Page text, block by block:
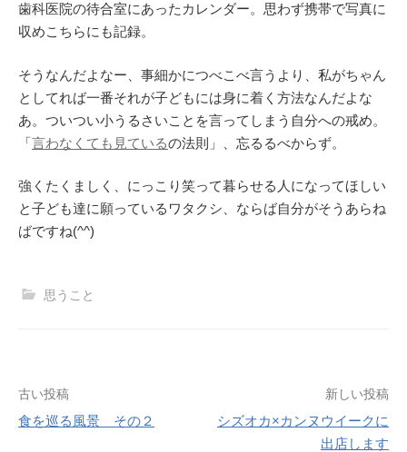
歯科医院の待合室にあったカレンダー。思わず携帯で写真に
収めこちらにも記録。
そうなんだよなー、事細かにつべこべ言うより、私がちゃん
としてれば一番それが子どもには身に着く方法なんだよな
あ。ついつい小うるさいことを言ってしまう自分への戒め。
「言わなくても見ているの法則」、忘るるべからず。
強くたくましく、にっこり笑って暮らせる人になってほしい
と子ども達に願っているワタクシ、ならば自分がそうあらね
ばですね(^^)
思うこと
投
稿
古い投稿
食を巡る風景 その２
新しい投稿
シズオカ×カンヌウイークに
出店します